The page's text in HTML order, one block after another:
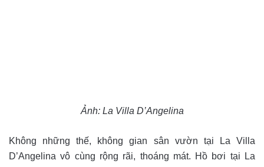
Ảnh: La Villa D’Angelina
Không những thế, không gian sân vườn tại La Villa
D’Angelina vô cùng rộng rãi, thoáng mát. Hồ bơi tại La